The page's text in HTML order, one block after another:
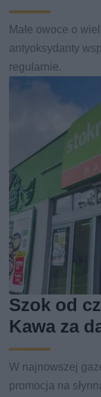
Małe owoce o
antyoksydanty
regularnie.
Szok od
Kawa za
W najnowszej
promocja na